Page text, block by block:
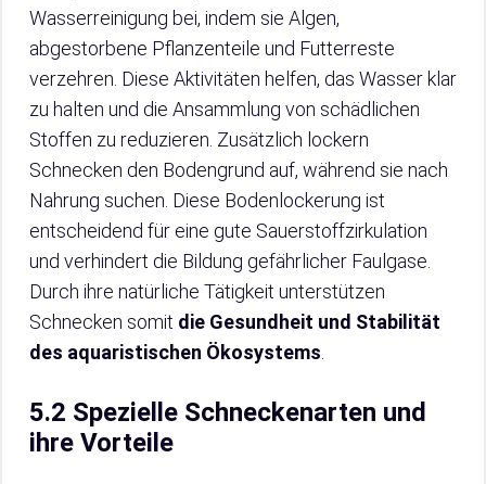
Wasserreinigung bei, indem sie Algen,
abgestorbene Pflanzenteile und Futterreste
verzehren. Diese Aktivitäten helfen, das Wasser klar
zu halten und die Ansammlung von schädlichen
Stoffen zu reduzieren. Zusätzlich lockern
Schnecken den Bodengrund auf, während sie nach
Nahrung suchen. Diese Bodenlockerung ist
entscheidend für eine gute Sauerstoffzirkulation
und verhindert die Bildung gefährlicher Faulgase.
Durch ihre natürliche Tätigkeit unterstützen
Schnecken somit die Gesundheit und Stabilität
des aquaristischen Ökosystems
5.2 Spezielle Schneckenarten und
ihre Vorteile